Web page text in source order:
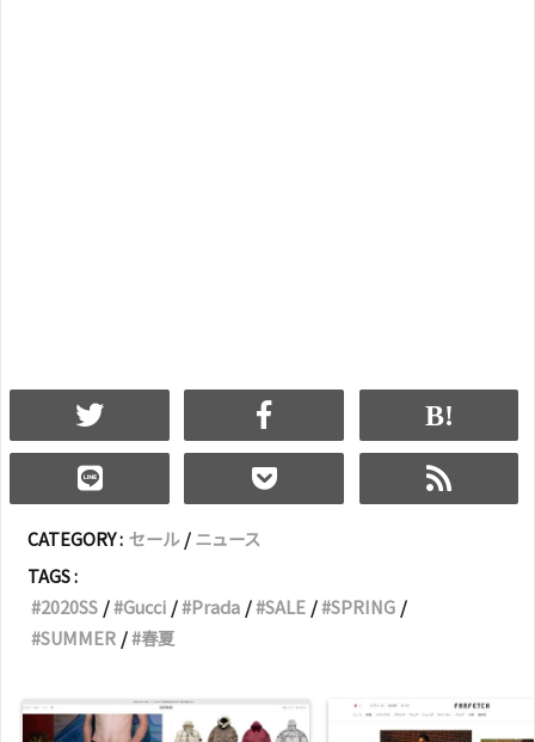
CATEGORY : セール
ニュース
TAGS :
2020SS
Gucci Prada SALE
SPRING
SUMMER
春夏